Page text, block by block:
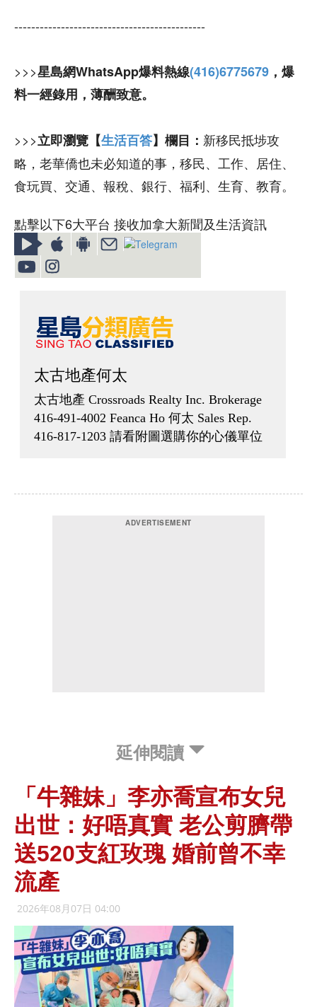
---------------------------------------------
>>>星島網WhatsApp爆料熱線(416)6775679 ，爆
料一經錄用，薄酬致意。
>>>立即瀏覽【生活百答】欄目： 新移民抵埗攻
略，老華僑也未必知道的事，移民、工作、居住、
食玩買、交通、報稅、銀行、福利、生育、教育。
點擊以下6大平台 接收加拿大新聞及生活資訊
延伸閱讀
「牛雜妹」李亦喬宣布女兒
出世：好唔真實 老公剪臍帶
送520支紅玫瑰 婚前曾不幸
流產
2026年08月07日 04:00